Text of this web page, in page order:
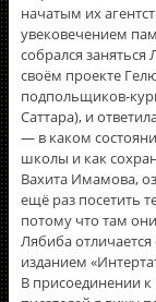
начатым их
увековечением
собрался
своём проекте
подпольщиков-
Саттара), и
— в каком
школы и как
Вахита Имамова,
ещё раз посетить
потому что там
Лябиба
изданием
В присоединении